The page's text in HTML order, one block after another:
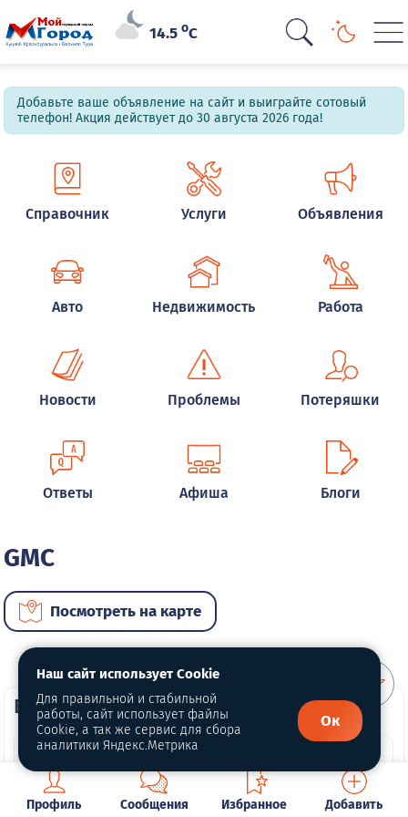
14.5oC
Добавьте ваше объявление на сайт и выиграйте сотовый
телефон! Акция действует до 30 августа 2026 года!
Справочник Услуги Объявления
Авто Недвижимость Работа
Новости Проблемы Потеряшки
Ответы Афиша Блоги
GMC
Посмотреть на карте
ВИП автомобили
Профиль Сообщения Избранное Добавить
Наш сайт использует Cookie
Для правильной и стабильной
работы, сайт использует файлы
Cookie, а так же сервис для сбора
аналитики Яндекс.Метрика
Ок